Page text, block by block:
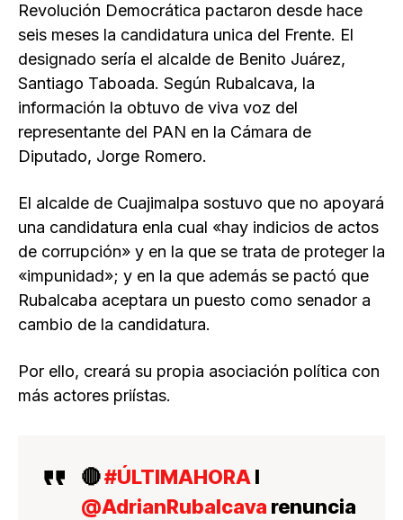
Revolución Democrática pactaron desde hace
seis meses la candidatura unica del Frente. El
designado sería el alcalde de Benito Juárez,
Santiago Taboada. Según Rubalcava, la
información la obtuvo de viva voz del
representante del PAN en la Cámara de
Diputado, Jorge Romero.
El alcalde de Cuajimalpa sostuvo que no apoyará
una candidatura enla cual «hay indicios de actos
de corrupción» y en la que se trata de proteger la
«impunidad»; y en la que además se pactó que
Rubalcaba aceptara un puesto como senador a
cambio de la candidatura.
Por ello, creará su propia asociación política con
más actores priístas.
🔴#ÚLTIMAHORAI
@AdrianRubalcava renuncia